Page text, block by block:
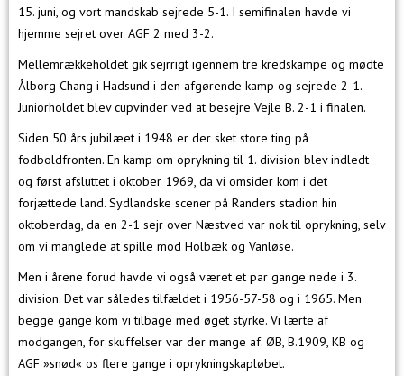
15. juni, og vort mandskab sejrede 5-1. I semifinalen havde vi
hjemme sejret over AGF 2 med 3-2.
Mellemrækkeholdet gik sejrrigt igennem tre kredskampe og mødte
Ålborg Chang i Hadsund i den afgørende kamp og sejrede 2-1.
Juniorholdet blev cupvinder ved at besejre Vejle B. 2-1 i finalen.
Siden 50 års jubilæet i 1948 er der sket store ting på
fodboldfronten. En kamp om oprykning til 1. division blev indledt
og først afsluttet i oktober 1969, da vi omsider kom i det
forjættede land. Sydlandske scener på Randers stadion hin
oktoberdag, da en 2-1 sejr over Næstved var nok til oprykning, selv
om vi manglede at spille mod Holbæk og Vanløse.
Men i årene forud havde vi også været et par gange nede i 3.
division. Det var således tilfældet i 1956-57-58 og i 1965. Men
begge gange kom vi tilbage med øget styrke. Vi lærte af
modgangen, for skuffelser var der mange af. ØB, B.1909, KB og
AGF »snød« os flere gange i oprykningskapløbet.